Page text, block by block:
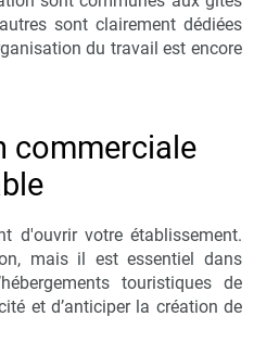
sont clairement dédiées
du travail est encore
commerciale
d'ouvrir votre établissement.
mais il est essentiel dans
touristiques de
et d’anticiper la création de